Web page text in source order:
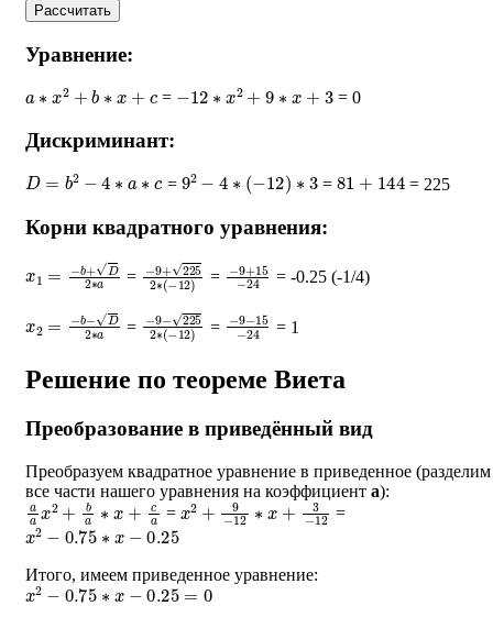
Рассчитать
Уравнение:
2 b ∗ = 12∗ 2+ 9 ∗ = 0
Дискриминант:
D= 2− a = 92 ∗ − 12 )∗ =81 + 144 = 225
Корни квадратного уравнения:
+ D2∗ = 9+ 225 −12)
= 9+ 15 24
= -0.25 (-1/4)
b−D2∗ = −9−225 (−12)
= −9−15 24
= 1
Решение по теореме Виета
Преобразование в приведённый вид
Преобразуем квадратное уравнение в приведенное (разделим
все части нашего уравнения на коэффициент a):
aax2+ba∗x+ca = x2+9−12∗x+3−12 =
x2 0.75∗ 0.25
Итого, имеем приведенное уравнение:
x2−0.75∗x−0.25=0